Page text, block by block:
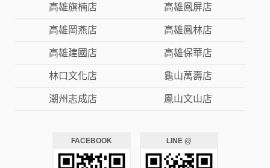
高雄旗楠店 高雄鳳屏店
高雄岡燕店 高雄鳳林店
高雄建國店 高雄保華店
林口文化店 龜山萬壽店
潮州志成店 鳳山文山店
FACEBOOK LINE @